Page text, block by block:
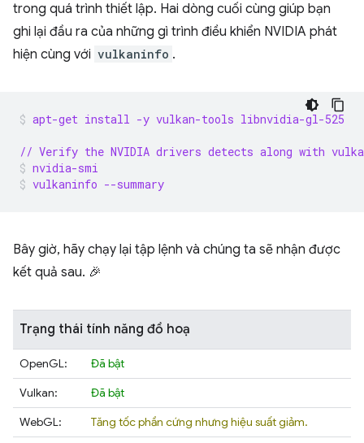
trong quá trình thiết lập. Hai dòng cuối cùng giúp bạn
ghi lại đầu ra của những gì trình điều khiển NVIDIA phát
hiện cùng với vulkaninfo .
apt-get install -y vulkan-tools libnvidia-gl-525
// Verify the NVIDIA drivers detects along with
nvidia-smi
vulkaninfo --summary
Bây giờ, hãy chạy lại tập lệnh và chúng ta sẽ nhận được
kết quả sau. 🎉
Trạng thái tính năng đồ hoạ
OpenGL:
Đã bật
Vulkan:
Đã bật
WebGL:
Tăng tốc phần cứng nhưng hiệu suất giảm.